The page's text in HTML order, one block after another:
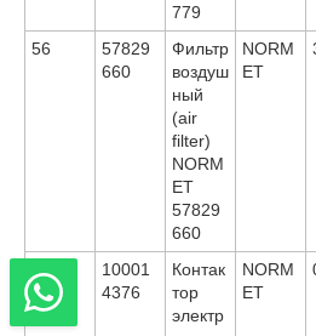
779
56
57829
660
Фильтр
воздуш
ный
(air
filter)
NORM
ET
57829
660
NORM
ET
57
10001
4376
Контак
тор
электр
NORM
ET